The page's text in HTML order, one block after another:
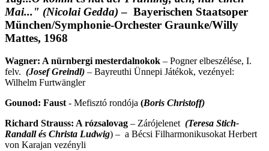
Mai..." (Nicolai Gedda) – Bayerischen Staatsoper
München/Symphonie-Orchester Graunke/Willy
Mattes, 1968
Wagner: A nürnbergi mesterdalnokok – Pogner elbeszélése, I.
felv. (Josef Greindl) – Bayreuthi Ünnepi Játékok, vezényel:
Wilhelm Furtwängler
Gounod: Faust- Mefisztó rondója (Boris Christoff)
Richard Strauss: A rózsalovag – Zárójelenet (Teresa Stich-
Randall és Christa Ludwig) – a Bécsi Filharmonikusokat Herbert
von Karajan vezényli